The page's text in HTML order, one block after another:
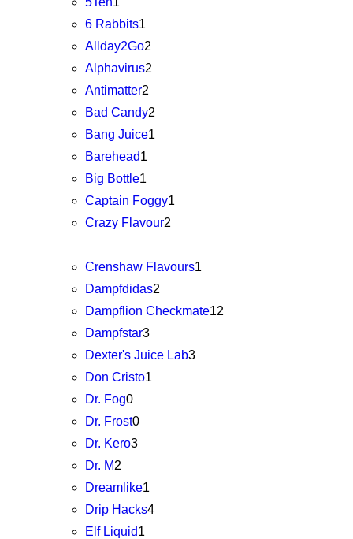
6 Rabbits1
Allday2Go2
Alphavirus2
Antimatter2
Bad Candy2
Bang Juice1
Barehead1
Big Bottle1
Captain Foggy1
Crazy Flavour2
Crenshaw Flavours1
Dampfdidas2
Dampflion Checkmate12
Dampfstar3
Dexter's Juice Lab3
Don Cristo1
Dr. Fog0
Dr. Frost0
Dr. Kero3
Dr. M2
Dreamlike1
Drip Hacks4
Elf Liquid1